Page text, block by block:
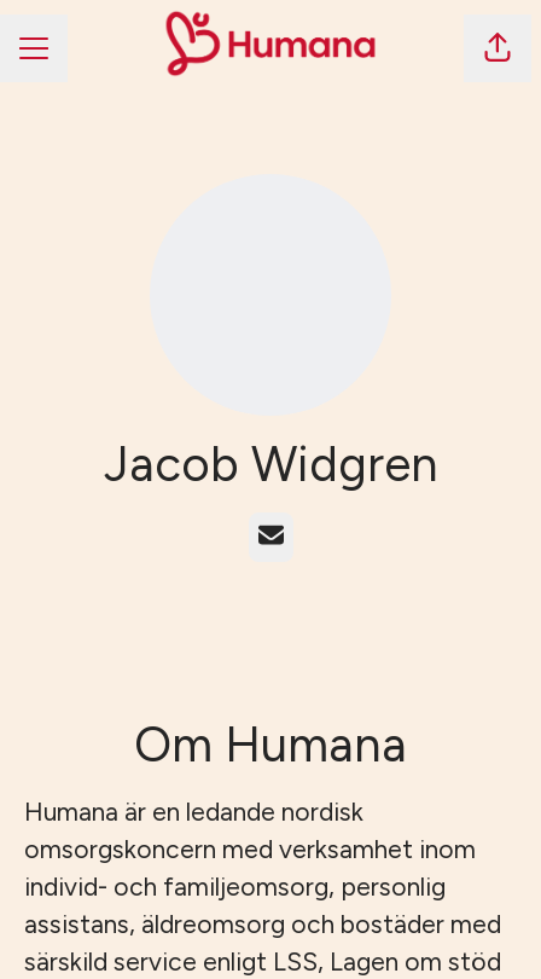
KARRIÄRMENY Dela
Jacob Widgren
E-post
Om Humana
Humana är en ledande nordisk
omsorgskoncern med verksamhet inom
individ- och familjeomsorg, personlig
assistans, äldreomsorg och bostäder med
särskild service enligt LSS, Lagen om stöd